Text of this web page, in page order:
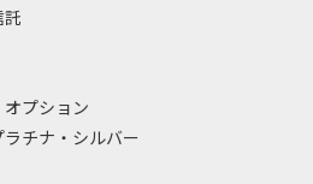
託
プション
ラチナ・シルバー